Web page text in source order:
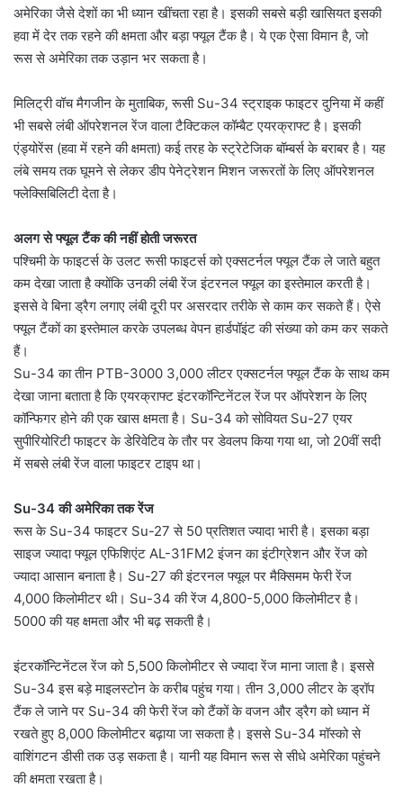
अमेरिका जैसे देशों का भी ध्यान खींचता रहा है। इसकी सबसे बड़ी खासियत इसकी
हवा में देर तक रहने की क्षमता और बड़ा फ्यूल टैंक है। ये एक ऐसा विमान है, जो
रूस से अमेरिका तक उड़ान भर सकता है।
मिलिट्री वॉच मैगजीन के मुताबिक, रूसी Su-34 स्ट्राइक फाइटर दुनिया में कहीं
भी सबसे लंबी ऑपरेशनल रेंज वाला टैक्टिकल कॉम्बैट एयरक्राफ्ट है। इसकी
एंड्योरेंस (हवा में रहने की क्षमता) कई तरह के स्ट्रेटेजिक बॉम्बर्स के बराबर है। यह
लंबे समय तक घूमने से लेकर डीप पेनेट्रेशन मिशन जरूरतों के लिए ऑपरेशनल
फ्लेक्सिबिलिटी देता है।
अलग से फ्यूल टैंक की नहीं होती जरूरत
पश्चिमी के फाइटर्स के उलट रूसी फाइटर्स को एक्सटर्नल फ्यूल टैंक ले जाते बहुत
कम देखा जाता है क्योंकि उनकी लंबी रेंज इंटरनल फ्यूल का इस्तेमाल करती है।
इससे वे बिना ड्रैग लगाए लंबी दूरी पर असरदार तरीके से काम कर सकते हैं। ऐसे
फ्यूल टैंकों का इस्तेमाल करके उपलब्ध वेपन हार्डपॉइंट की संख्या को कम कर सकते
हैं।
Su-34 का तीन PTB-3000 3,000 लीटर एक्सटर्नल फ्यूल टैंक के साथ कम
देखा जाना बताता है कि एयरक्राफ्ट इंटरकॉन्टिनेंटल रेंज पर ऑपरेशन के लिए
कॉन्फिगर होने की एक खास क्षमता है। Su-34 को सोवियत Su-27 एयर
सुपीरियोरिटी फाइटर के डेरिवेटिव के तौर पर डेवलप किया गया था, जो 20वीं सदी
में सबसे लंबी रेंज वाला फाइटर टाइप था।
Su-34 की अमेरिका तक रेंज
रूस के Su-34 फाइटर Su-27 से 50 प्रतिशत ज्यादा भारी है। इसका बड़ा
साइज ज्यादा फ्यूल एफिशिएंट AL-31FM2 इंजन का इंटीग्रेशन और रेंज को
ज्यादा आसान बनाता है। Su-27 की इंटरनल फ्यूल पर मैक्सिमम फेरी रेंज
4,000 किलोमीटर थी। Su-34 की रेंज 4,800-5,000 किलोमीटर है।
5000 की यह क्षमता और भी बढ़ सकती है।
इंटरकॉन्टिनेंटल रेंज को 5,500 किलोमीटर से ज्यादा रेंज माना जाता है। इससे
Su-34 इस बड़े माइलस्टोन के करीब पहुंच गया। तीन 3,000 लीटर के ड्रॉप
टैंक ले जाने पर Su-34 की फेरी रेंज को टैंकों के वजन और ड्रैग को ध्यान में
रखते हुए 8,000 किलोमीटर बढ़ाया जा सकता है। इससे Su-34 मॉस्को से
वाशिंगटन डीसी तक उड़ सकता है। यानी यह विमान रूस से सीधे अमेरिका पहुंचने
की क्षमता रखता है।